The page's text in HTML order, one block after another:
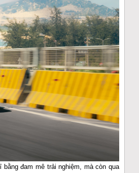
đam mê trải nghiệm, mà còn qua